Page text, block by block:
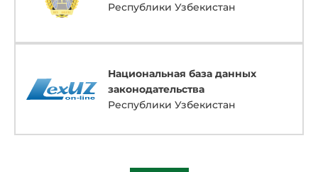
Республики Узбекистан
Национальная база данных
законодательства
Республики Узбекистан